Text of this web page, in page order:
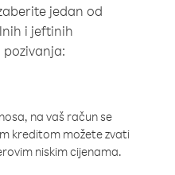
jedan od
i jeftinih
na vaš račun se
kreditom možete zvati
niskim cijenama.